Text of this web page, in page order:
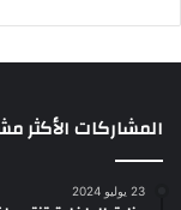
المشاركات الأكثر
23 يوليو 2024